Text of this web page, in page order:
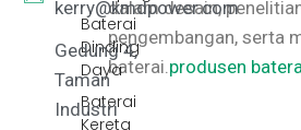
dalam desain,
pengembangan, serta
baterai.produsen
Baterai
Dinding
Daya
Baterai
Kereta
kerry@kmdpower.com
Gedung 4,
Taman
Industri